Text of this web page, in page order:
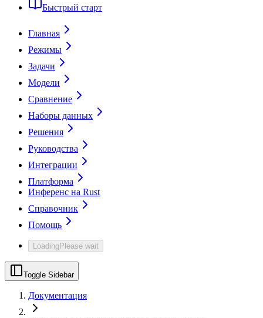
Быстрый старт
Главная
Режимы
Задачи
Модели
Сравнение
Наборы данных
Решения
Руководства
Интеграции
Платформа
Инференс на Rust
Справочник
Помощь
LoadingPlease wait
Toggle Sidebar
Документация